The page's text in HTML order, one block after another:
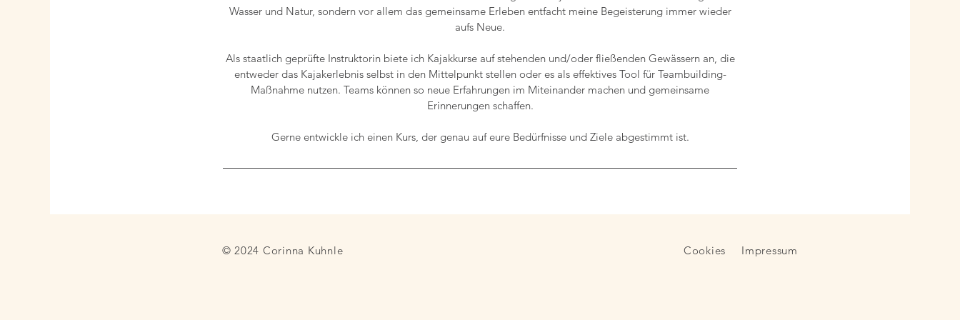
Wasser und Natur, sondern vor allem das gemeinsame Erleben entfacht meine Begeisterung immer wieder
aufs Neue.
Als staatlich geprüfte Instruktorin biete ich Kajakkurse auf stehenden und/oder fließenden Gewässern an, die
entweder das Kajakerlebnis selbst in den Mittelpunkt stellen oder es als effektives Tool für Teambuilding-
Maßnahme nutzen. Teams können so neue Erfahrungen im Miteinander machen und gemeinsame
Erinnerungen schaffen.
Gerne entwickle ich einen Kurs, der genau auf eure Bedürfnisse und Ziele abgestimmt ist.
© 2024 Corinna Kuhnle Cookies Impressum